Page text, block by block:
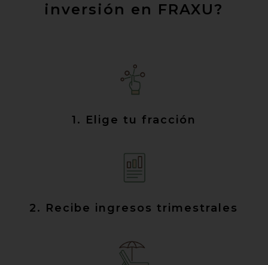
inversión en FRAXU?
1. Elige tu fracción
2. Recibe ingresos trimestrales